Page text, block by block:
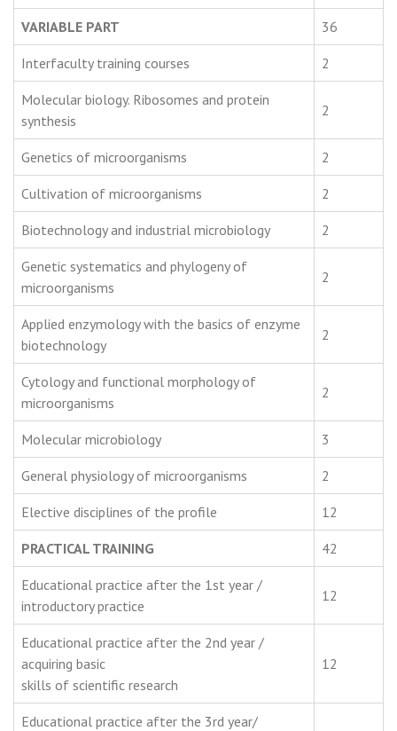
VARIABLE PART 36
Interfaculty training courses 2
Molecular biology. Ribosomes and protein
synthesis
2
Genetics of microorganisms 2
Cultivation of microorganisms 2
Biotechnology and industrial microbiology 2
Genetic systematics and phylogeny of
microorganisms
2
Applied enzymology with the basics of enzyme
biotechnology
2
Cytology and functional morphology of
microorganisms
2
Molecular microbiology 3
General physiology of microorganisms 2
Elective disciplines of the profile 12
PRACTICAL TRAINING 42
Educational practice after the 1st year /
introductory practice
12
Educational practice after the 2nd year /
acquiring basic
skills of scientific research
12
Educational practice after the 3rd year/